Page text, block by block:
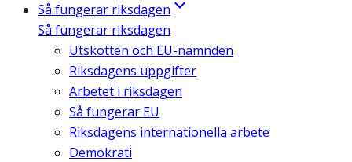
Så fungerar riksdagen
Så fungerar riksdagen
Utskotten och EU-nämnden
Riksdagens uppgifter
Arbetet i riksdagen
Så fungerar EU
Riksdagens internationella arbete
Demokrati